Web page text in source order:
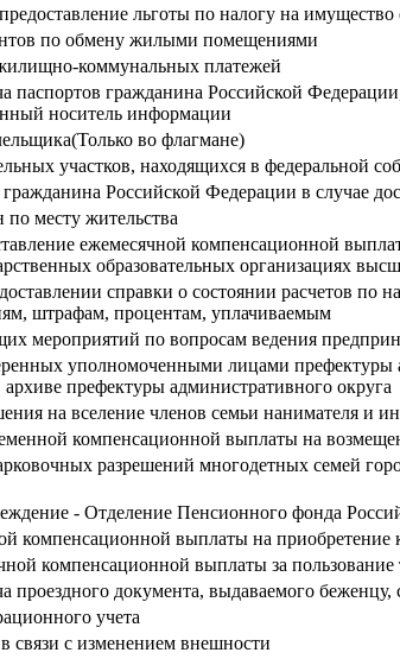
льготы по налогу на
по обмену жилыми помещениями
коммунальных платежей
паспортов гражданина Российской
носитель информации
во флагмане)
участков, находящихся в федеральной
Российской Федерации в случае
по месту жительства
ежемесячной компенсационной
образовательных организациях
справки о состоянии расчетов по
штрафам, процентам, уплачиваемым
мероприятий по вопросам ведения
уполномоченными лицами префектуры
префектуры административного округа
на вселение членов семьи нанимателя
компенсационной выплаты на
разрешений многодетных семей
- Отделение Пенсионного фонда
компенсационной выплаты на
компенсационной выплаты за
проездного документа, выдаваемого
учета
связи с изменением внешности